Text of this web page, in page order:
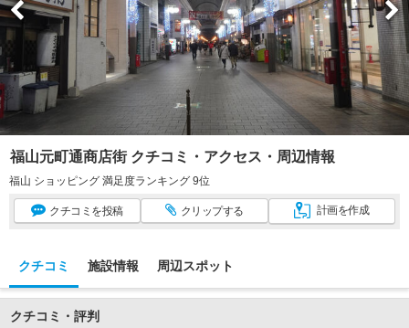
福山元町通商店街 クチコミ・アクセス・周辺情報
福山 ショッピング 満足度ランキング 9位
クチコミ を投稿 クリップする 計画を作成
クチコミ 施設情報 周辺スポット
クチコミ・評判